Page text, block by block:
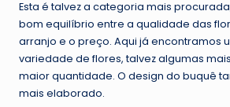
Esta é talvez a categoria mais
bom equilíbrio entre a qualidade das
arranjo e o preço. Aqui já encontramos
variedade de flores, talvez algumas
maior quantidade. O design do buquê
mais elaborado.